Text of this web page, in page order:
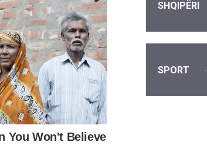
SHQIPËRI
SPORT